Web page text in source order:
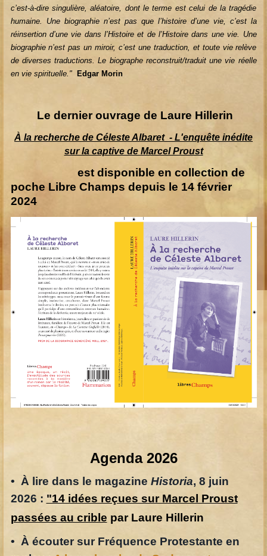
c’est-à-dire singulière, aléatoire, dont le terme est celui de la tragédie
humaine. Une biographie n’est pas que l’histoire d’une vie, c’est la
réinsertion d’une vie dans l’Histoire et de l’Histoire dans une vie. Une
biographie n’est pas un miroir, c’est une traduction, et toute vie relève
de diverses traductions. Le biographe reconstruit/traduit une vie réelle
en vie spirituelle."
Edgar Morin
Le dernier ouvrage de Laure Hillerin
À la recherche de Céleste Albaret - L'enquête inédite
sur la captive de Marcel Proust
est disponible en collection de
poche Libre Champs depuis le 14 février
2024
Agenda 2026
• À lire dans le magazine Historia, 8 juin
2026 : "14 idées reçues sur Marcel Proust
passées au crible par Laure Hillerin
• À écouter sur Fréquence Protestante en